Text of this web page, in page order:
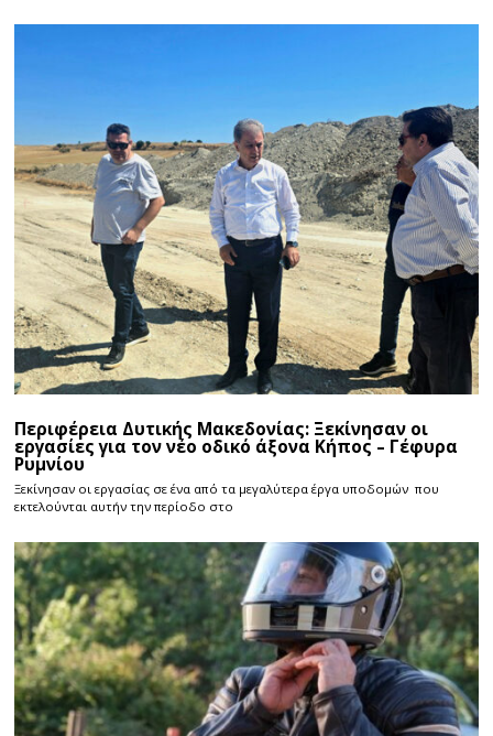
Περιφέρεια Δυτικής Μακεδονίας: Ξεκίνησαν οι
εργασίες για τον νέο οδικό άξονα Κήπος – Γέφυρα
Ρυμνίου
Ξεκίνησαν οι εργασίας σε ένα από τα μεγαλύτερα έργα υποδομών που
εκτελούνται αυτήν την περίοδο στο